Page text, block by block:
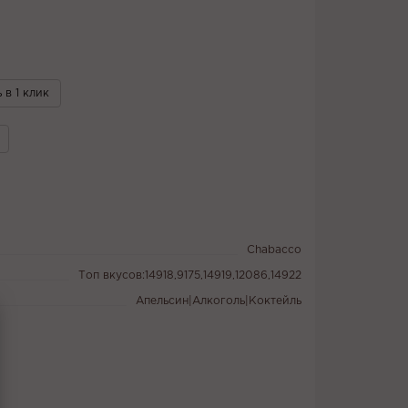
в 1 клик
Chabacco
Топ вкусов:14918,9175,14919,12086,14922
Апельсин|Алкоголь|Коктейль